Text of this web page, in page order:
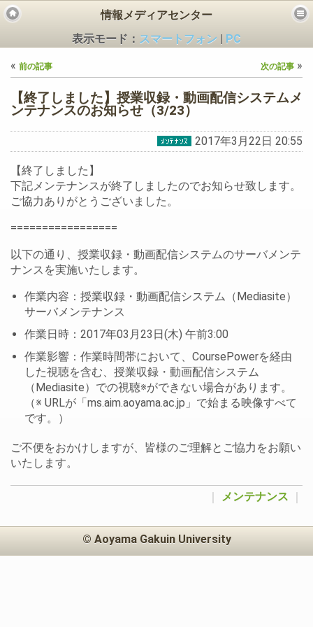
情報メディアセンター
表示モード： スマートフォン
PC
« 前の記事 次の記事 »
【終了しました】授業収録・動画配信システムメ
ンテナンスのお知らせ（3/23）
2017年3月22日 20:55
【終了しました】
下記メンテナンスが終了しましたのでお知らせ致します。
ご協力ありがとうございました。
=================
以下の通り、授業収録・動画配信システムのサーバメンテ
ナンスを実施いたします。
作業内容：授業収録・動画配信システム（Mediasite）
サーバメンテナンス
作業日時：2017年03月23日(木) 午前3:00
作業影響：作業時間帯において、CoursePowerを経由
した視聴を含む、授業収録・動画配信システム
（Mediasite）での視聴※ができない場合があります。
（※ URLが「ms.aim.aoyama.ac.jp」で始まる映像すべて
です。）
ご不便をおかけしますが、皆様のご理解とご協力をお願い
いたします。
メンテナンス
© Aoyama Gakuin University